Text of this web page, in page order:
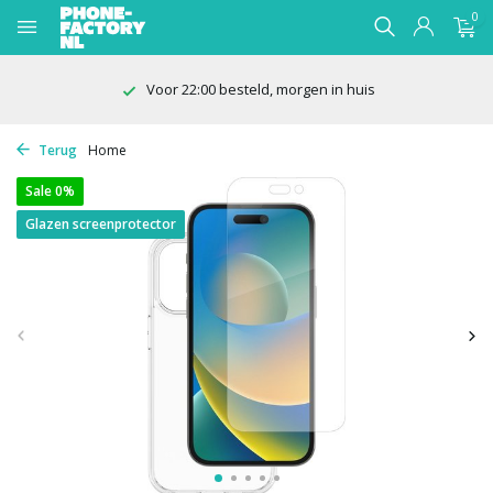
0
Voor 22:00 besteld, morgen in huis
Terug Home
Sale 0%
Glazen screenprotector